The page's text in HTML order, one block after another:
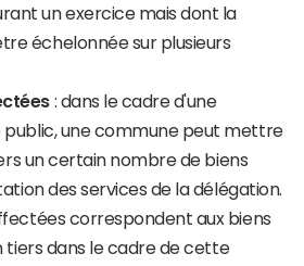
un exercice mais dont la
échelonnée sur plusieurs
: dans le cadre d'une
public, une commune peut mettre
un certain nombre de biens
des services de la délégation.
correspondent aux biens
tiers dans le cadre de cette